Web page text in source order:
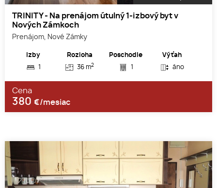
TRINITY - Na prenájom útulný 1-izbový byt v
Nových Zámkoch
Prenájom, Nové Zámky
Izby
1
Rozloha
36 m2
Poschodie
1
Výťah
áno
Cena
380 €/mesiac